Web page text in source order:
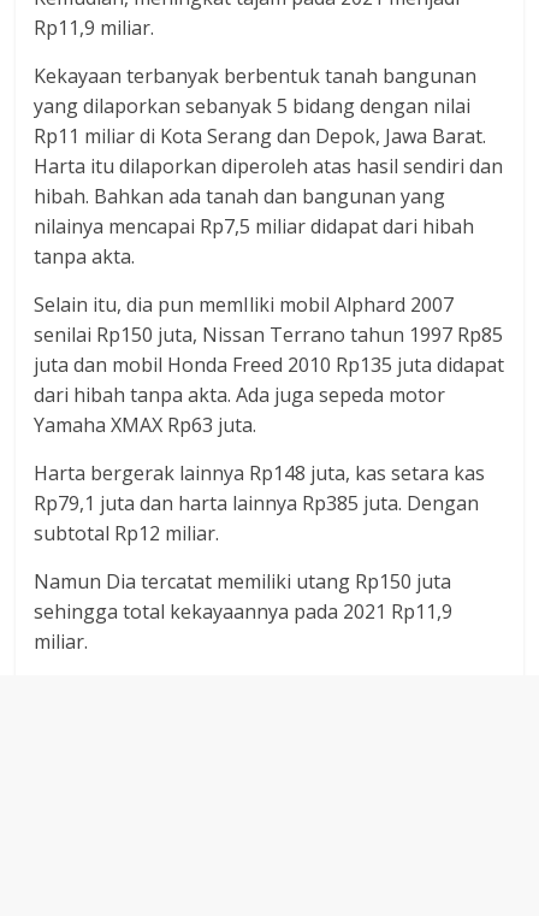
Rp11,9 miliar.
Kekayaan terbanyak berbentuk tanah bangunan
yang dilaporkan sebanyak 5 bidang dengan nilai
Rp11 miliar di Kota Serang dan Depok, Jawa Barat.
Harta itu dilaporkan diperoleh atas hasil sendiri dan
hibah. Bahkan ada tanah dan bangunan yang
nilainya mencapai Rp7,5 miliar didapat dari hibah
tanpa akta.
Selain itu, dia pun memIliki mobil Alphard 2007
senilai Rp150 juta, Nissan Terrano tahun 1997 Rp85
juta dan mobil Honda Freed 2010 Rp135 juta didapat
dari hibah tanpa akta. Ada juga sepeda motor
Yamaha XMAX Rp63 juta.
Harta bergerak lainnya Rp148 juta, kas setara kas
Rp79,1 juta dan harta lainnya Rp385 juta. Dengan
subtotal Rp12 miliar.
Namun Dia tercatat memiliki utang Rp150 juta
sehingga total kekayaannya pada 2021 Rp11,9
miliar.